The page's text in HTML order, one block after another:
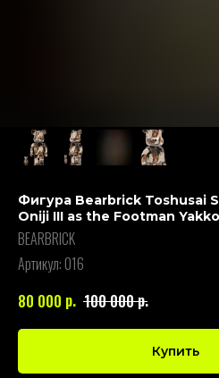
Фигура Bearbrick Toshusai
Oniji III as the Footman
BEARBRICK
Артикул: 016
80 000 р. 100 000р.
Купить